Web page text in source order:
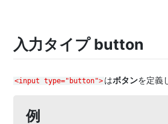
入力タイプ button
<input type="button"> はボタンを定義
例